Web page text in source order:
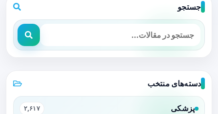
جستجو
دسته‌های منتخب
پزشکی ۲,۶۱۷